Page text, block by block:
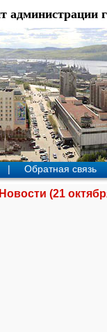
администрации
| Обратная связь
Новости (21